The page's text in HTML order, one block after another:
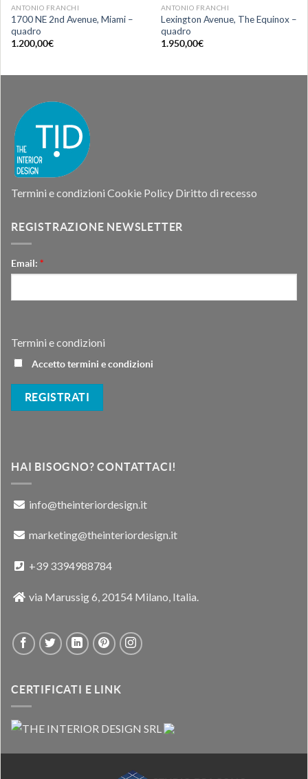
ANTONIO FRANCHI
1700 NE 2nd Avenue, Miami –
quadro
1.200,00€
ANTONIO FRANCHI
Lexington Avenue, The Equinox –
quadro
1.950,00€
Termini e condizioni Cookie Policy Diritto di recesso
REGISTRAZIONE NEWSLETTER
Email: *
Termini e condizioni
Accetto termini e condizioni
HAI BISOGNO? CONTATTACI!
info@theinteriordesign.it
marketing@theinteriordesign.it
+39 3394988784
via Marussig 6, 20154 Milano, Italia.
CERTIFICATI E LINK